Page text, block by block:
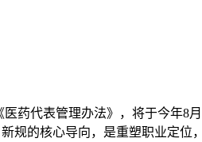
药代表管理办法》，将于今年8
规的核心导向，是重塑职业定位